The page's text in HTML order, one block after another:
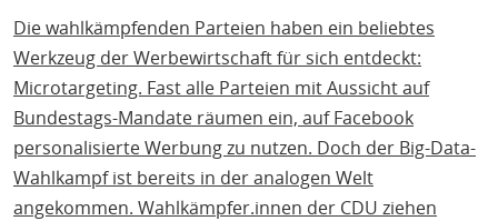
Die wahlkämpfenden Parteien haben ein beliebtes
Werkzeug der Werbewirtschaft für sich entdeckt:
Microtargeting. Fast alle Parteien mit Aussicht auf
Bundestags-Mandate räumen ein, auf Facebook
personalisierte Werbung zu nutzen. Doch der Big-Data-
Wahlkampf ist bereits in der analogen Welt
angekommen. Wahlkämpfer.innen der CDU ziehen